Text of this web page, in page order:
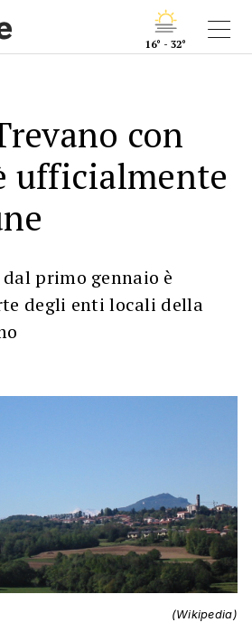
16° - 32°
con
ufficialmente
primo gennaio è
degli enti locali della
(Wikipedia)